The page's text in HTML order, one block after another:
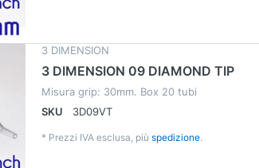
3 DIMENSION
3 DIMENSION 09 DIAMOND TIP
Misura grip: 30mm. Box 20 tubi
SKU
3D09VT
* Prezzi IVA esclusa, più spedizione.